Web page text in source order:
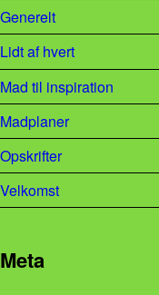
Generelt
Lidt af hvert
Mad til inspiration
Madplaner
Opskrifter
Velkomst
Meta